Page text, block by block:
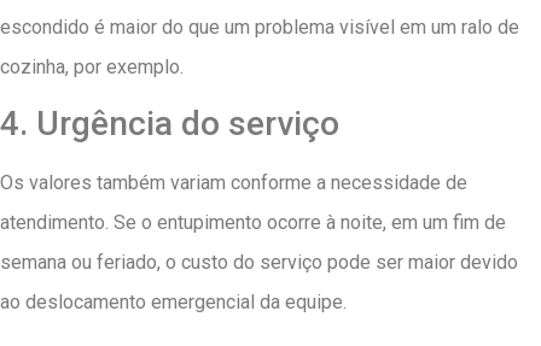
escondido é maior do que um problema visível em um ralo de
cozinha, por exemplo.
4. Urgência do serviço
Os valores também variam conforme a necessidade de
atendimento. Se o entupimento ocorre à noite, em um fim de
semana ou feriado, o custo do serviço pode ser maior devido
ao deslocamento emergencial da equipe.